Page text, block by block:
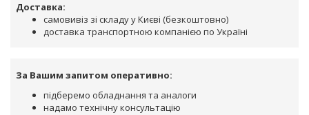
Доставка:
самовивіз зі складу у Києві (безкоштовно)
доставка транспортною компанією по Україні
За Вашим запитом оперативно:
підберемо обладнання та аналоги
надамо технічну консультацію